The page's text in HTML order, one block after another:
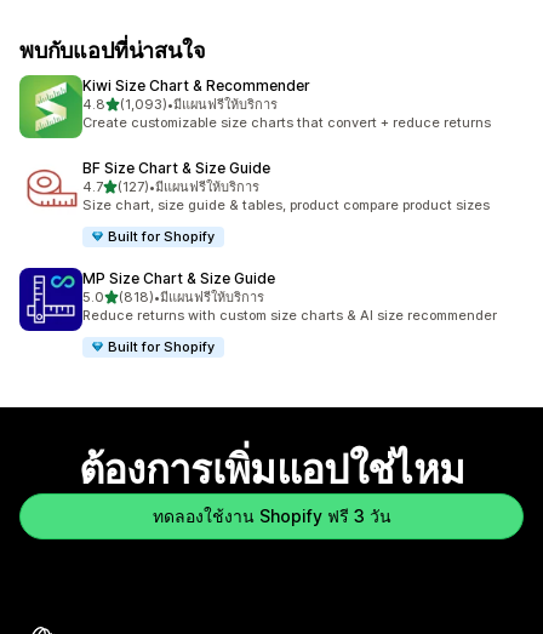
พบกับแอปที่น่าสนใจ
Kiwi Size Chart & Recommender
4.8เต็ม 5 ดาว
(1,093)
ทั้งหมด 1093 รีวิว
•มีแผนฟรีให้บริการ
Create customizable size charts that convert + reduce returns
BF Size Chart & Size Guide
4.7เต็ม 5 ดาว
(127)
ทั้งหมด 127 รีวิว
•มีแผนฟรีให้บริการ
Size chart, size guide & tables, product compare product sizes
Built for Shopify
MP Size Chart & Size Guide
5.0เต็ม 5 ดาว
(818)
ทั้งหมด 818 รีวิว
•มีแผนฟรีให้บริการ
Reduce returns with custom size charts & AI size recommender
Built for Shopify
ต้องการเพิ่มแอปใช่ไหม
ทดลองใช้งาน Shopify ฟรี 3 วัน